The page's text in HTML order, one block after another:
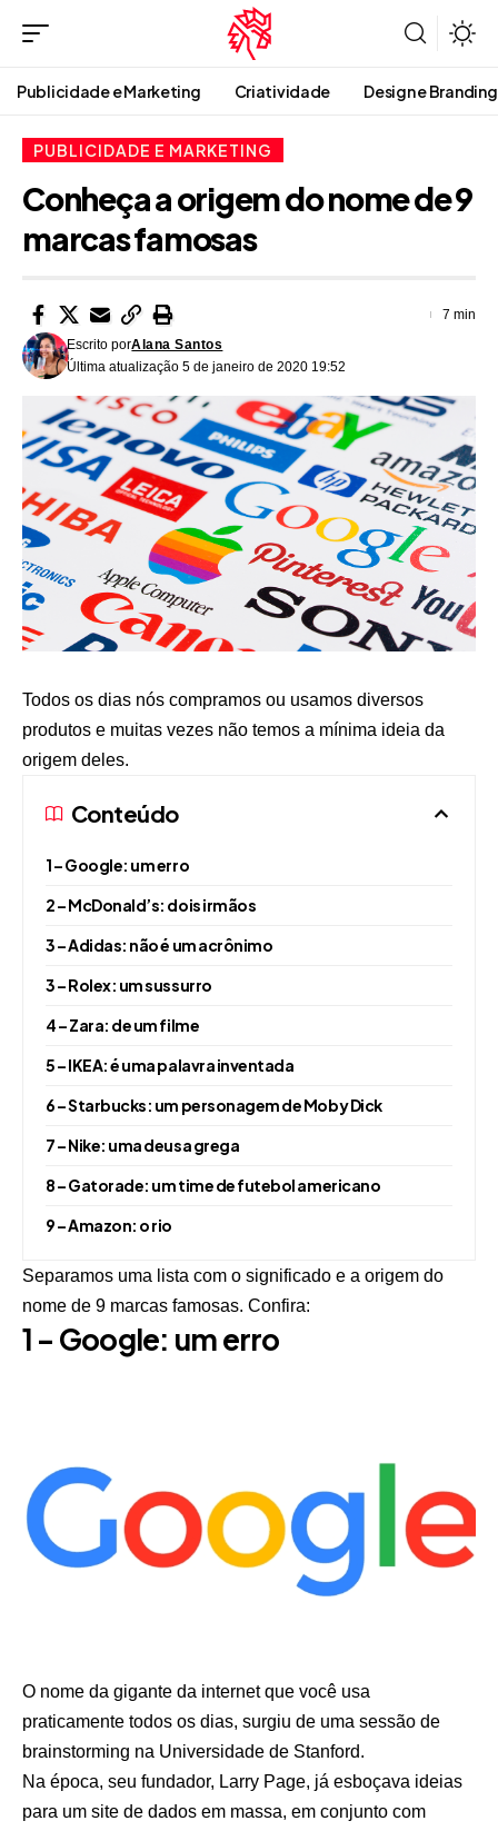
Publicidade e Marketing Criatividade Design e Branding
PUBLICIDADE E MARKETING
Conheça a origem do nome de 9
marcas famosas
Última atualização 5 de janeiro de 2020 19:52
Escrito porAlana Santos
7 min
Todos os dias nós compramos ou usamos diversos
produtos e muitas vezes não temos a mínima ideia da
origem deles.
Conteúdo
1 – Google: um erro
2 – McDonald’s: dois irmãos
3 – Adidas: não é um acrônimo
3 – Rolex: um sussurro
4 – Zara: de um filme
5 – IKEA: é uma palavra inventada
6 – Starbucks: um personagem de Moby Dick
7 – Nike: uma deusa grega
8 – Gatorade: um time de futebol americano
9 – Amazon: o rio
Separamos uma lista com o significado e a origem do
nome de 9 marcas famosas. Confira:
1 – Google: um erro
O nome da gigante da internet que você usa
praticamente todos os dias, surgiu de uma sessão de
brainstorming na Universidade de Stanford.
Na época, seu fundador, Larry Page, já esboçava ideias
para um site de dados em massa, em conjunto com